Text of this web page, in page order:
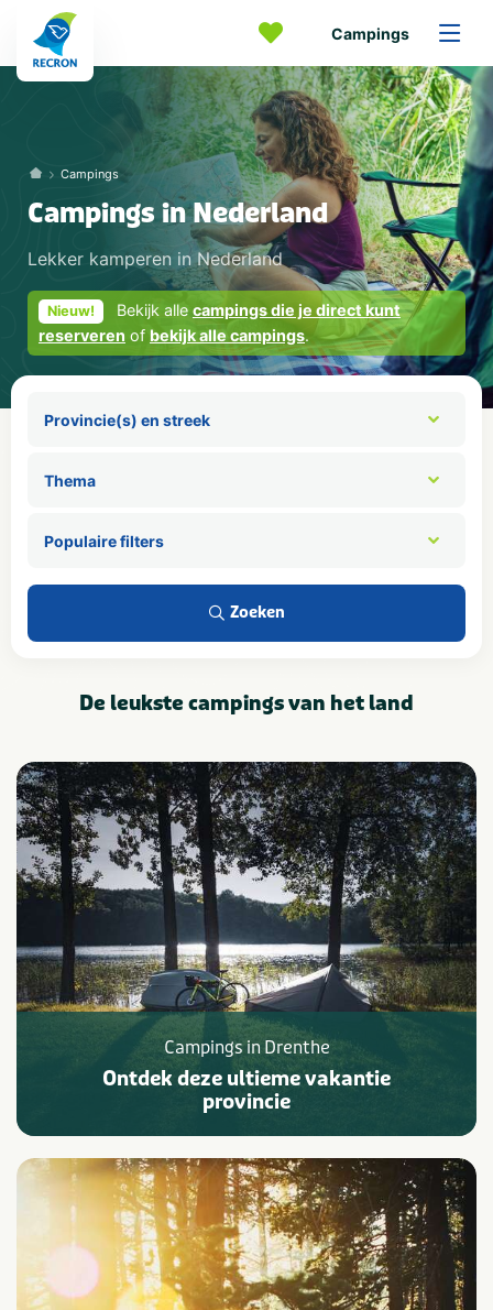
Campings
Campings
Campings in Nederland
Lekker kamperen in Nederland
Nieuw! Bekijk alle campings die je direct kunt
reserveren of bekijk alle campings.
Zoeken
De leukste campingsvan het land
Campings in Drenthe
Ontdek deze ultieme vakantie
provincie